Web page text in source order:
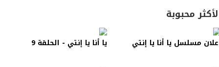
محبوبة
مسلسل يا أنا يا إنتي يا أنا يا إنتي - الحلقة 9